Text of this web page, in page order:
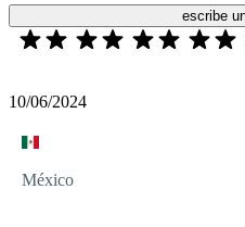
escribe
10/06/2024
México